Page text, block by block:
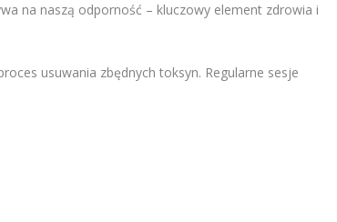
na naszą odporność – kluczowy element zdrowia i
usuwania zbędnych toksyn. Regularne sesje